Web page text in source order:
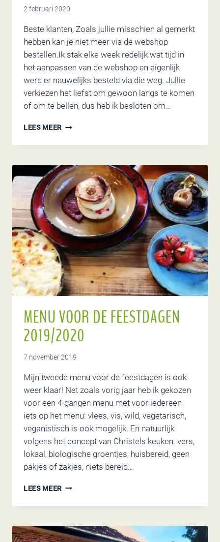
2 februari 2020
Beste klanten, Zoals jullie misschien al gemerkt
hebben kan je niet meer via de webshop
bestellen.Ik stak elke week redelijk wat tijd in
het aanpassen van de webshop en eigenlijk
werd er nauwelijks besteld via die weg. Jullie
verkiezen het liefst om gewoon langs te komen
of om te bellen, dus heb ik besloten om…
LEES MEER ONLINE
STOPGEZET
MENU VOOR DE FEESTDAGEN
2019/2020
7 november 2019
Mijn tweede menu voor de feestdagen is ook
weer klaar! Net zoals vorig jaar heb ik gekozen
voor een 4-gangen menu met voor iedereen
iets op het menu: vlees, vis, wild, vegetarisch,
veganistisch is ook mogelijk. En natuurlijk
volgens het concept van Christels keuken: vers,
lokaal, biologische groentjes, huisbereid, geen
pakjes of zakjes, niets bereid…
LEES MEER MENU
DE
2019/2020